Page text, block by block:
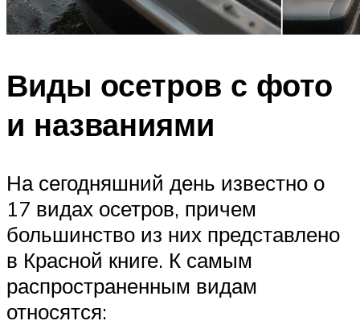
Виды осетров с фото
и названиями
На сегодняшний день известно о
17 видах осетров, причем
большинство из них представлено
в Красной книге. К самым
распространенным видам
относятся: